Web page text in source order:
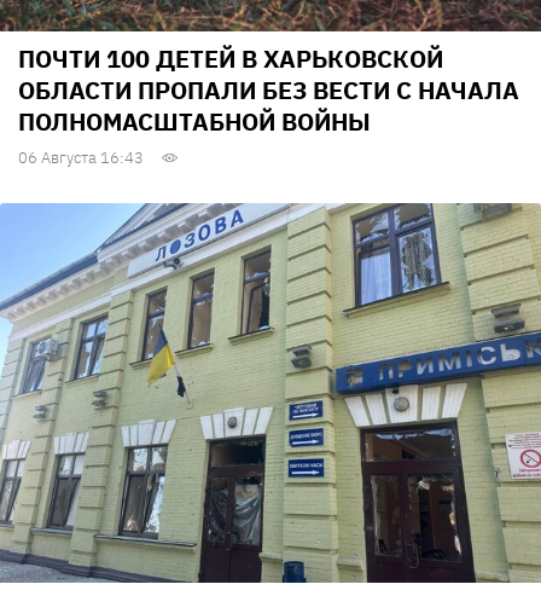
ПОЧТИ 100 ДЕТЕЙ В ХАРЬКОВСКОЙ
ОБЛАСТИ ПРОПАЛИ БЕЗ ВЕСТИ С НАЧАЛА
ПОЛНОМАСШТАБНОЙ ВОЙНЫ
06 Августа 16:43